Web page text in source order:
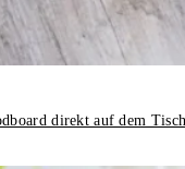
direkt auf dem